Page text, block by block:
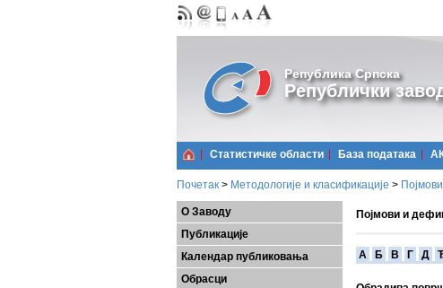
Република Српска
Републички
Статистичке области Базa података
Почетак > Методологије и класификације >
О Заводу
Публикације
Календар публиковања
Обрасци
Појмови и
A Б В Г Д